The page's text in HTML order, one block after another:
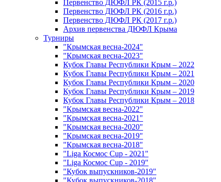
Первенство ДЮФЛ РК (2015 г.р.)
Первенство ДЮФЛ РК (2016 г.р.)
Первенство ДЮФЛ РК (2017 г.р.)
Архив первенства ДЮФЛ Крыма
Турниры
"Крымская весна-2024"
"Крымская весна-2023"
Кубок Главы Республики Крым – 2022
Кубок Главы Республики Крым – 2021
Кубок Главы Республики Крым – 2020
Кубок Главы Республики Крым – 2019
Кубок Главы Республики Крым – 2018
"Крымская весна-2022"
"Крымская весна-2021"
"Крымская весна-2020"
"Крымская весна-2019"
"Крымская весна-2018"
"Liga Космос Cup - 2021"
"Liga Космос Cup - 2019"
"Кубок выпускников-2019"
"Кубок выпускников-2018"